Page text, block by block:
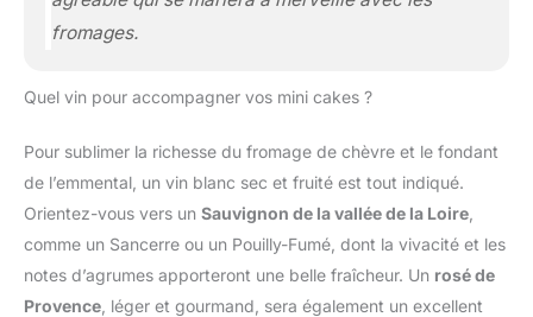
fromages.
Quel vin pour accompagner vos mini cakes ?
Pour sublimer la richesse du fromage de chèvre et le fondant
de l’emmental, un vin blanc sec et fruité est tout indiqué.
Orientez-vous vers un Sauvignon de la vallée de la Loire
comme un Sancerre ou un Pouilly-Fumé, dont la vivacité et les
notes d’agrumes apporteront une belle fraîcheur. Un rosé de
Provence , léger et gourmand, sera également un excellent